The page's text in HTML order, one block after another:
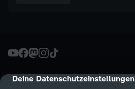
cmp-dialog-description
Deine Datenschutzeinstellungen
t
i